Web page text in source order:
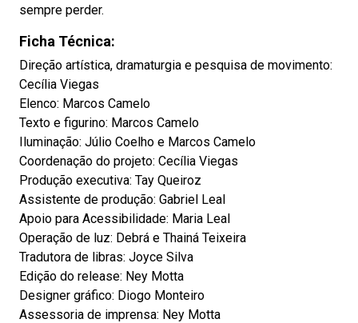
sempre perder.
Ficha Técnica:
Direção artística, dramaturgia e pesquisa de movimento:
Cecília Viegas
Elenco: Marcos Camelo
Texto e figurino: Marcos Camelo
Iluminação: Júlio Coelho e Marcos Camelo
Coordenação do projeto: Cecília Viegas
Produção executiva: Tay Queiroz
Assistente de produção: Gabriel Leal
Apoio para Acessibilidade: Maria Leal
Operação de luz: Debrá e Thainá Teixeira
Tradutora de libras: Joyce Silva
Edição do release: Ney Motta
Designer gráfico: Diogo Monteiro
Assessoria de imprensa: Ney Motta